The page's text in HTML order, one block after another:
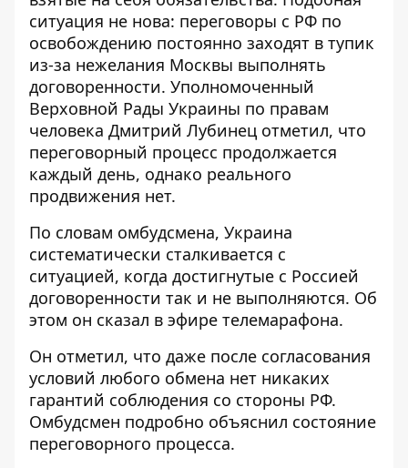
ситуация не нова: переговоры с РФ по
освобождению постоянно заходят в тупик
из-за нежелания Москвы выполнять
договоренности. Уполномоченный
Верховной Рады Украины по правам
человека Дмитрий Лубинец отметил, что
переговорный процесс продолжается
каждый день, однако реального
продвижения нет.
По словам омбудсмена, Украина
систематически сталкивается с
ситуацией, когда достигнутые с Россией
договоренности так и не выполняются. Об
этом он сказал в эфире телемарафона.
Он отметил, что даже после согласования
условий любого обмена нет никаких
гарантий соблюдения со стороны РФ.
Омбудсмен подробно объяснил состояние
переговорного процесса.